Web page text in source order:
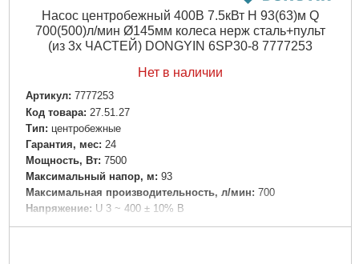
Высота, мм: 130
Диаметр твердых частиц во взвешенном состоянии,
0.2
Вес брутто (единицы), кг:
Ширина упаковки, мм:
Высота упаковки, мм:
Габариты упаковки:
Вес брутто: 2,575 г
Подробнее...
Насос центробежный 400В 7.5кВт H 93(63)м Q
700(500)л/мин Ø145мм колеса нерж сталь+пульт
(из 3х ЧАСТЕЙ) DONGYIN 6SP30-8 7777253
Нет в наличии
Артикул: 7777253
Код товара: 27.51.27
Tип: центробежные
Гарантия, мес: 24
Мощность, Вт: 7500
Максимальный напор, м: 93
Максимальная производительность, л/мин: 700
Напряжение: U 3 ~ 400 ± 10% В
Номинальная сила тока, I(А): Y17 (Y - соединение "звезда")